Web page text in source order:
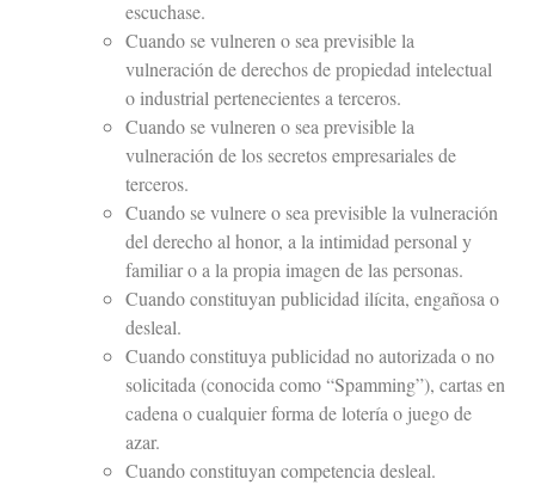
escuchase.
Cuando se vulneren o sea previsible la
vulneración de derechos de propiedad intelectual
o industrial pertenecientes a terceros.
Cuando se vulneren o sea previsible la
vulneración de los secretos empresariales de
terceros.
Cuando se vulnere o sea previsible la vulneración
del derecho al honor, a la intimidad personal y
familiar o a la propia imagen de las personas.
Cuando constituyan publicidad ilícita, engañosa o
desleal.
Cuando constituya publicidad no autorizada o no
solicitada (conocida como “Spamming”), cartas en
cadena o cualquier forma de lotería o juego de
azar.
Cuando constituyan competencia desleal.